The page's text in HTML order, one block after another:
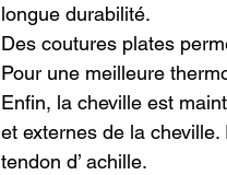
longue durabilité.
Des coutures plates
Pour une meilleure
Enfin, la cheville est
et externes de la
tendon d’ achille.